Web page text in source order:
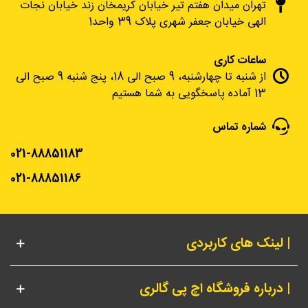
تهران میدان هفتم تیر خیابان کریمخان زند خیابان نجات
الهی خیابان جعفر شهری پلاک 39 واحد1
ساعات کاری
از شنبه تا چهارشنبه، 9 صبح الی 18، پنج شنبه 9 صبح الی
13 آماده پاسخگویی به شما هستیم
شماره تماس
021-88851183
021-88851186
| لینک های کاربردی
| درباره فروشگاه اچ پی گالری